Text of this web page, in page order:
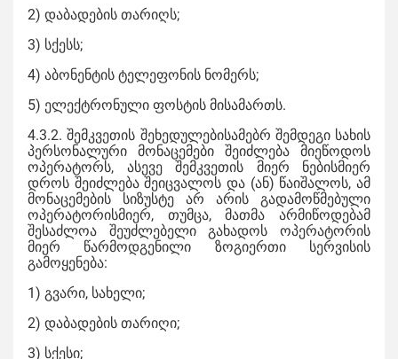
2) დაბადების თარიღს;
3) სქესს;
4) აბონენტის ტელეფონის ნომერს;
5) ელექტრონული ფოსტის მისამართს.
4.3.2. შემკვეთის შეხედულებისამებრ შემდეგი სახის
პერსონალური მონაცემები შეიძლება მიეწოდოს
ოპერატორს, ასევე შემკვეთის მიერ ნებისმიერ
დროს შეიძლება შეიცვალოს და (ან) წაიშალოს, ამ
მონაცემების სიზუსტე არ არის გადამოწმებული
ოპერატორისმიერ, თუმცა, მათმა არმიწოდებამ
შესაძლოა შეუძლებელი გახადოს ოპერატორის
მიერ წარმოდგენილი ზოგიერთი სერვისის
გამოყენება:
1) გვარი, სახელი;
2) დაბადების თარიღი;
3) სქესი;